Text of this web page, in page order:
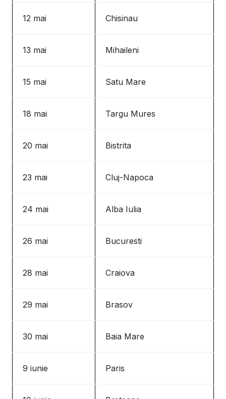
12 mai Chisinau
13 mai Mihaileni
15 mai Satu Mare
18 mai Targu Mures
20 mai Bistrita
23 mai Cluj-Napoca
24 mai Alba Iulia
26 mai Bucuresti
28 mai Craiova
29 mai Brasov
30 mai Baia Mare
9 iunie Paris